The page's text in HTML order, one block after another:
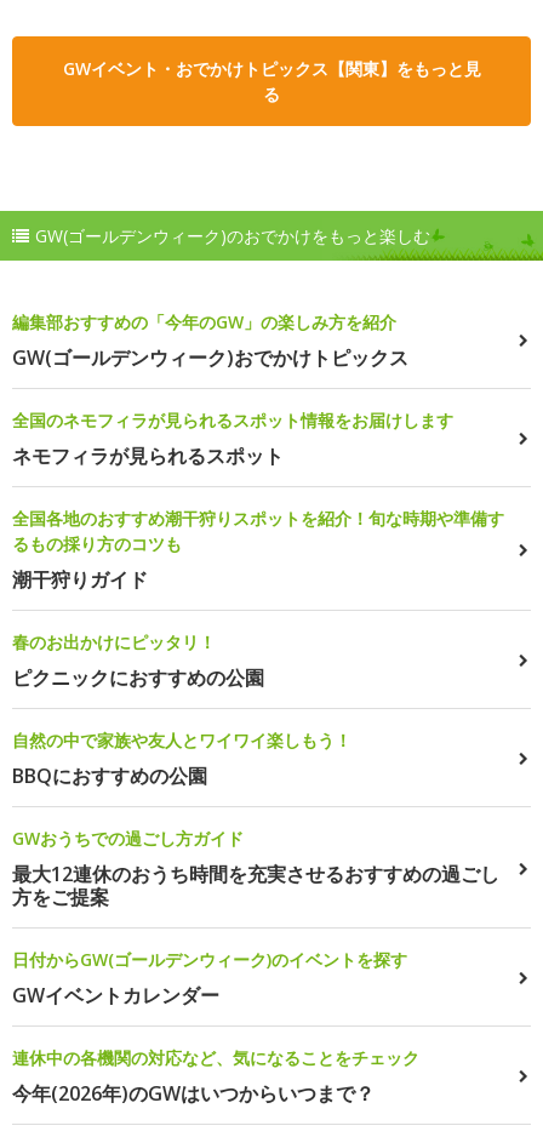
GWイベント・おでかけトピックス【関東】をもっと見
る
GW(ゴールデンウィーク)のおでかけをもっと楽しむ
編集部おすすめの「今年のGW」の楽しみ方を紹介
GW(ゴールデンウィーク)おでかけトピックス
全国のネモフィラが見られるスポット情報をお届けします
ネモフィラが見られるスポット
全国各地のおすすめ潮干狩りスポットを紹介！旬な時期や準備す
るもの採り方のコツも
潮干狩りガイド
春のお出かけにピッタリ！
ピクニックにおすすめの公園
自然の中で家族や友人とワイワイ楽しもう！
BBQにおすすめの公園
GWおうちでの過ごし方ガイド
最大12連休のおうち時間を充実させるおすすめの過ごし
方をご提案
日付からGW(ゴールデンウィーク)のイベントを探す
GWイベントカレンダー
連休中の各機関の対応など、気になることをチェック
今年(2026年)のGWはいつからいつまで？